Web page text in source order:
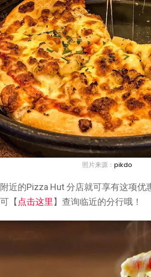
照片来源： pikdo
近的Pizza Hut 分店就可享有这项优
【 点击这里 】查询临近的分行哦！